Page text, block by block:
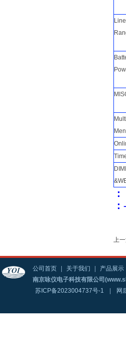
：
：
上
公司首页 关于我们 产品展示
南京咏仪电子科技有限公司
苏ICP备2023004737号-1
网